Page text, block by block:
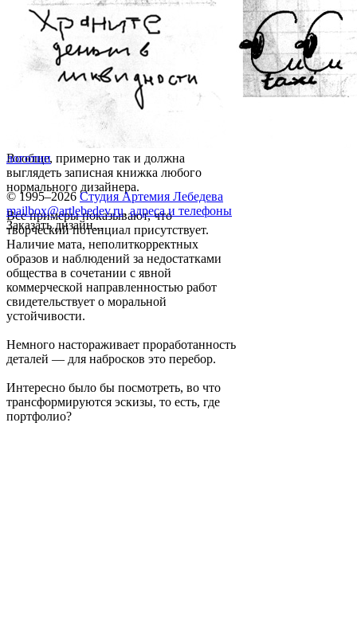
Вообще, примерно так и должна
выглядеть записная книжка любого
нормального дизайнера.
Все примеры показывают, что
творческий потенциал присутствует.
Наличие мата, неполиткорректных
образов и наблюдений за недостатками
общества в сочетании с явной
коммерческой направленностью работ
свидетельствует о моральной
устойчивости.
Немного настораживает проработанность
деталей — для набросков это перебор.
Интересно было бы посмотреть, во что
трансформируются эскизы, то есть, где
портфолио?
логотип
© 1995–2026 Студия Артемия Лебедева
mailbox@artlebedev.ru, адреса и телефоны
Заказать дизайн...